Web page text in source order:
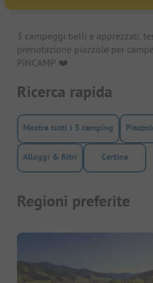
3 campeggi belli e apprezzati,
prenotazione piazzole per
PiNCAMP. ❤️️
Ricerca rapida
Mostra tutti i 3 camping
Alloggi & filtri Cartina
Regioni preferite